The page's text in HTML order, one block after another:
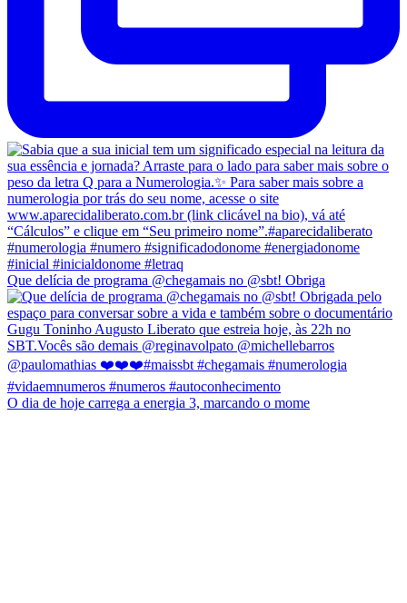
Que delícia de programa @chegamais no @sbt! Obriga
O dia de hoje carrega a energia 3, marcando o mome